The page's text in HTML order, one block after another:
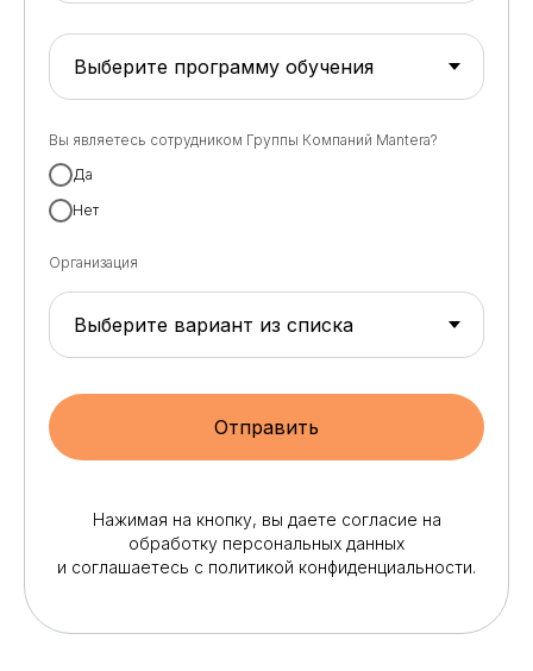
Вы являетесь сотрудником Группы Компаний Mantera?
Да
Нет
Организация
Отправить
Нажимая на кнопку, вы даете согласие на
обработку персональных данных
и соглашаетесь c политикой конфиденциальности.